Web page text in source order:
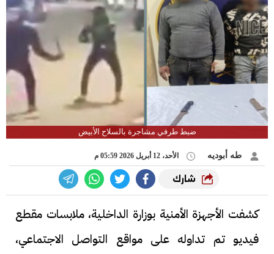
ضبط طرفي مشاجرة بالسلاح الأبيض
طه أبوديه الأحد، 12 أبريل 2026 05:59 م
شارك
كشفت الأجهزة الأمنية بوزارة الداخلية، ملابسات مقطع
فيديو تم تداوله على مواقع التواصل الاجتماعي،